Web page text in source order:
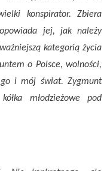
konspirator. Zbiera
jej, jak należy
kategorią życia
o Polsce, wolności,
i mój świat. Zygmunt
młodzieżowe pod